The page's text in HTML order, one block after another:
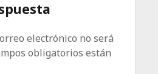
electrónico no será
obligatorios están